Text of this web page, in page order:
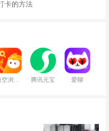
卡的方法
悟空浏览器 腾讯元宝 爱聊